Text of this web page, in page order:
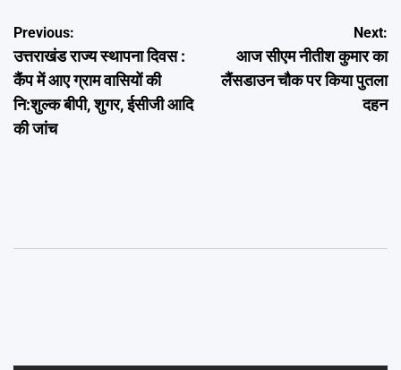
Post
navigation
Previous:
उत्तराखंड राज्य स्थापना दिवस :
कैंप में आए ग्राम वासियों की
नि:शुल्क बीपी, शुगर, ईसीजी आदि
की जांच
Next:
आज सीएम नीतीश कुमार का
लैंसडाउन चौक पर किया पुतला
दहन